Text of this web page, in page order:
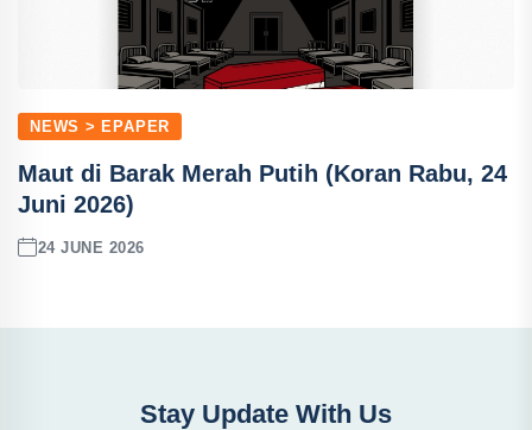
NEWS > EPAPER
Maut di Barak Merah Putih (Koran Rabu, 24
Juni 2026)
24 JUNE 2026
Stay Update With Us